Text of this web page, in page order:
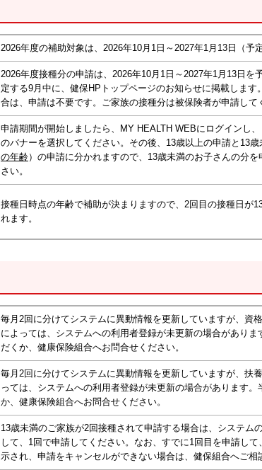
2026年度の補助対象は、2026年10月1日～2027年1月13日（予
2026年度接種分の申請は、2026年10月1日～2027年1月13日を
定する9月中に、健保HPトップページのお知らせに掲載します
合は、申請は不要です。ご家族の接種分は被保険者が申請して
申請期間が開始しましたら、MY HEALTH WEBにログインし、
のバナーを選択してください。その後、13歳以上の申請と13
の年齢）の申請に分かれますので、13歳未満のお子さんの分
さい。
接種日時点の年齢で補助が決まりますので、2回目の接種日が
れます。
毎月2回に分けてシステムに異動情報を更新していますが、資
によっては、システムへの利用者登録が未更新の場合があり
だくか、健康保険組合へお問合せください。
毎月2回に分けてシステムに異動情報を更新していますが、扶
っては、システムへの利用者登録が未更新の場合があります。
か、健康保険組合へお問合せください。
13歳未満のご家族が2回接種されて申請する場合は、システム
して、1回で申請してください。なお、すでに1回目を申請し
示され、申請をキャンセルができない場合は、健保組合へご相